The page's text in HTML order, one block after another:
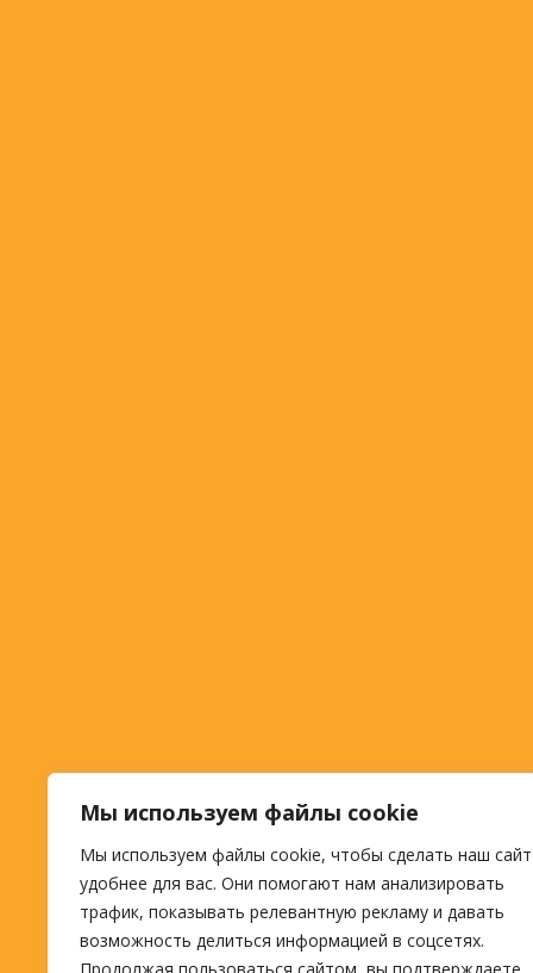
Мы используем файлы cookie
Мы используем файлы cookie, чтобы сделать наш сайт
удобнее для вас. Они помогают нам анализировать
трафик, показывать релевантную рекламу и давать
возможность делиться информацией в соцсетях.